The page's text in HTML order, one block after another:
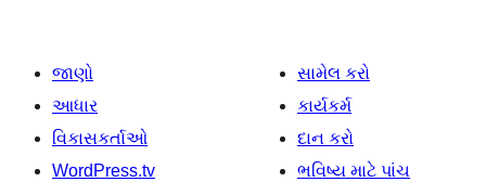
જાણો
આધાર
વિકાસકર્તાઓ
WordPress.tv
સામેલ કરો
કાર્યકર્મ
દાન કરો
ભવિષ્ય માટે પાંચ